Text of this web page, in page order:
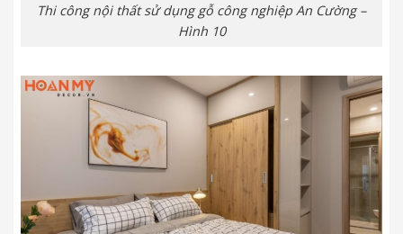
Thi công nội thất sử dụng gỗ công nghiệp An Cường –
Hình 10